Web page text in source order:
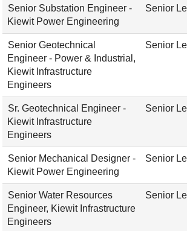
Senior Substation Engineer -
Kiewit Power Engineering
Senior
Senior Geotechnical
Engineer - Power & Industrial,
Kiewit Infrastructure
Engineers
Senior
Sr. Geotechnical Engineer -
Kiewit Infrastructure
Engineers
Senior
Senior Mechanical Designer -
Kiewit Power Engineering
Senior
Senior Water Resources
Engineer, Kiewit Infrastructure
Engineers
Senior